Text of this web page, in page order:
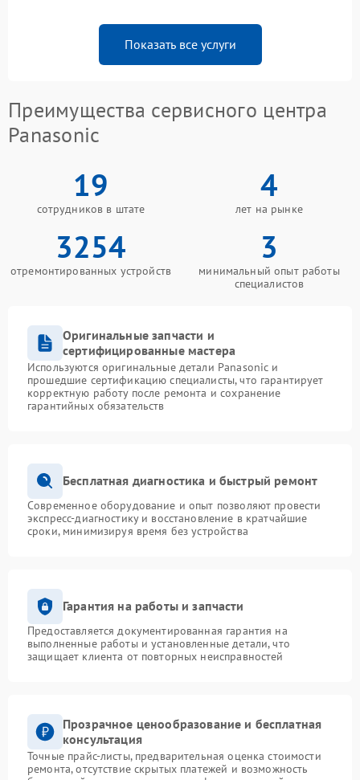
Показать все услуги
Преимущества сервисного центра
Panasonic
19
сотрудников в штате
4
лет на рынке
3254
отремонтированных устройств
3
минимальный опыт работы
специалистов
Оригинальные запчасти и
сертифицированные мастера
Используются оригинальные детали Panasonic и
прошедшие сертификацию специалисты, что гарантирует
корректную работу после ремонта и сохранение
гарантийных обязательств
Бесплатная диагностика и быстрый ремонт
Современное оборудование и опыт позволяют провести
экспресс-диагностику и восстановление в кратчайшие
сроки, минимизируя время без устройства
Гарантия на работы и запчасти
Предоставляется документированная гарантия на
выполненные работы и установленные детали, что
защищает клиента от повторных неисправностей
Прозрачное ценообразование и бесплатная
консультация
Точные прайс-листы, предварительная оценка стоимости
ремонта, отсутствие скрытых платежей и возможность